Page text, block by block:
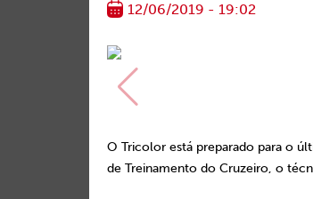
12/06/2019 - 19:02
O Tricolor está preparado para o
de Treinamento do Cruzeiro, o